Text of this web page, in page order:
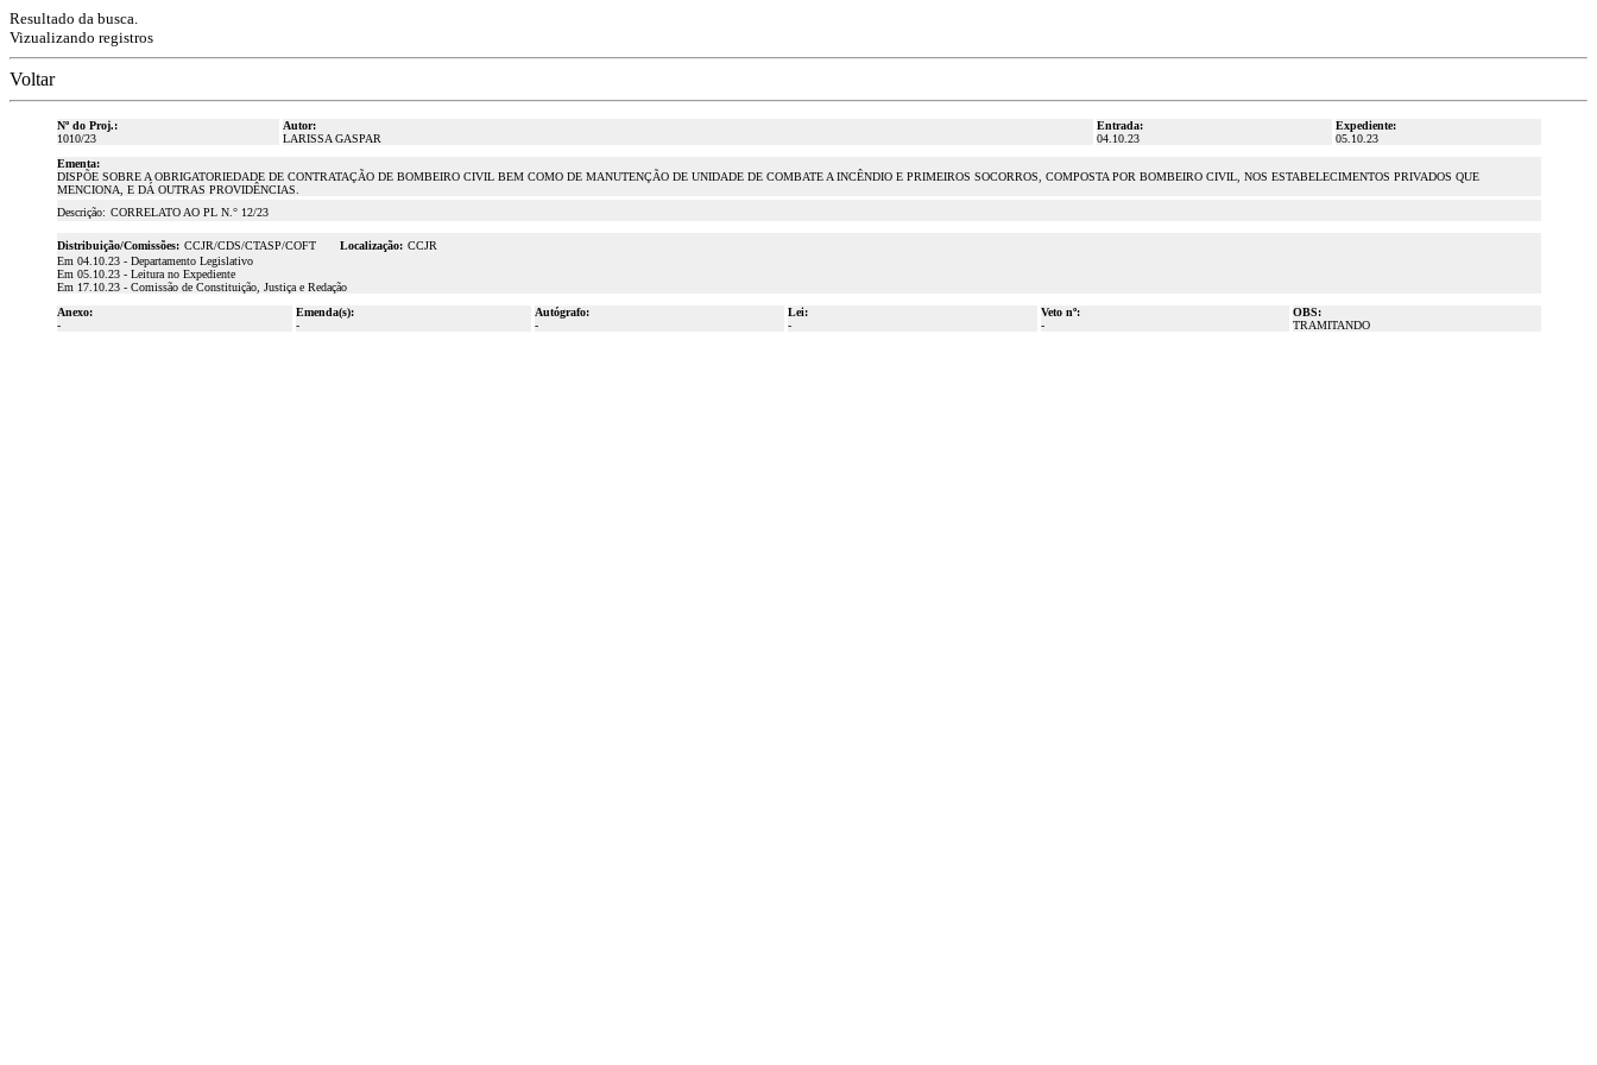
Resultado da busca.
Vizualizando registros
Voltar
Nº do Proj.:
1010/23
Autor:
LARISSA GASPAR
Entrada:
04.10.23
Expediente:
05.10.23
Ementa:
DISPÕE SOBRE A OBRIGATORIEDADE DE CONTRATAÇÃO DE BOMBEIRO CIVIL BEM COMO DE MANUTENÇÃO DE UNIDADE DE COMBATE A INCÊNDIO E PRIMEIROS SOCORROS, COMPOSTA POR BOMBEIRO CIVIL, NOS ESTABELECIMENTOS PRIVADOS QUE
MENCIONA, E DÁ OUTRAS PROVIDÊNCIAS.
Descrição: CORRELATO AO PL N.° 12/23
Distribuição/Comissões: CCJR/CDS/CTASP/COFT Localização: CCJR
Em 04.10.23 - Departamento Legislativo
Em 05.10.23 - Leitura no Expediente
Em 17.10.23 - Comissão de Constituição, Justiça e Redação
Anexo:
-
Emenda(s):
-
Autógrafo:
-
Lei:
-
Veto nº:
-
OBS:
TRAMITANDO